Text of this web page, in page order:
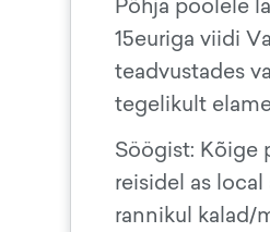
15euriga viidi
teadvustades
tegelikult
Söögist: Kõige
reisidel as local
rannikul kalad/